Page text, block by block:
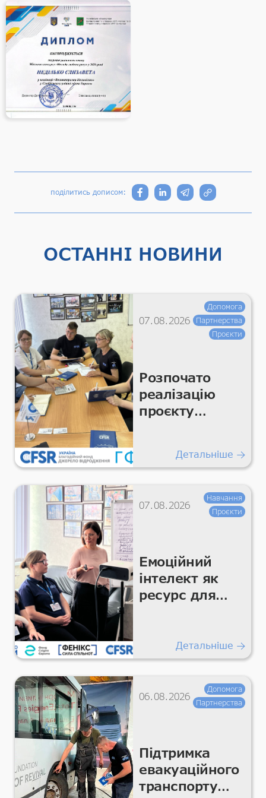
поділитись дописом:
ОСТАННІ НОВИНИ
07.08.2026
Допомога
Партнерства
Проєкти
Розпочато
реалізацію
проєкту
покращень
важливих
умов та
Детальніше
07.08.2026
Навчання
Проєкти
Емоційний
інтелект як
ресурс для
Детальніше
06.08.2026
Допомога
Партнерства
Підтримка
евакуаційного
транспорту